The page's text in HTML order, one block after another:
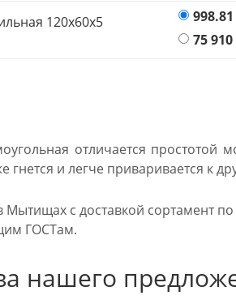
120х60х5 998.81
75 910
отличается простотой
гнется и легче приваривается к
Мытищах с доставкой сортамент
ГОСТам.
нашего